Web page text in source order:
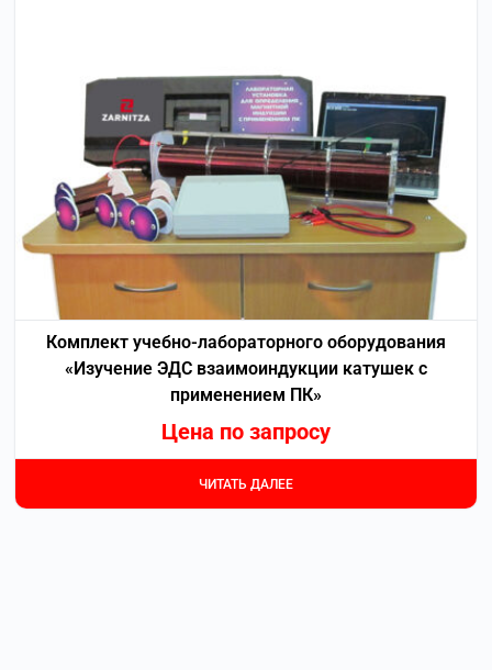
Комплект учебно-лабораторного оборудования
«Изучение ЭДС взаимоиндукции катушек с
применением ПК»
Цена по запросу
ЧИТАТЬ ДАЛЕЕ